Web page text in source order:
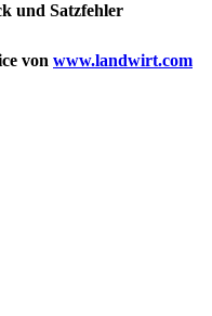
und Satzfehler
von www.landwirt.com